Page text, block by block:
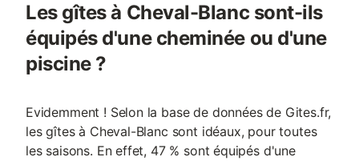
Les gîtes à Cheval-Blanc sont-ils
équipés d'une cheminée ou d'une
piscine ?
Evidemment ! Selon la base de données de Gites.fr,
les gîtes à Cheval-Blanc sont idéaux, pour toutes
les saisons. En effet, 47 % sont équipés d'une